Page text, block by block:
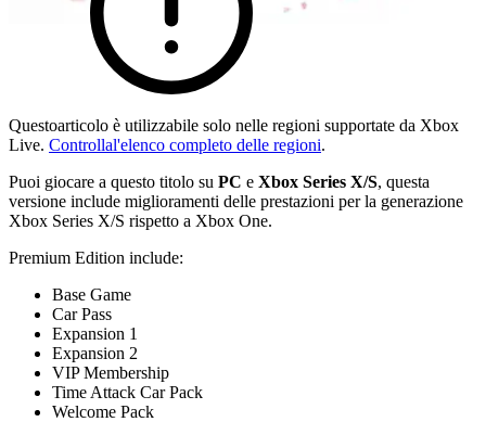
Questoarticolo è utilizzabile solo nelle regioni supportate da Xbox
Live. Controllal'elenco completo delle regioni.
Puoi giocare a questo titolo su PC e Xbox Series X/S, questa
versione include miglioramenti delle prestazioni per la generazione
Xbox Series X/S rispetto a Xbox One.
Premium Edition include:
Base Game
Car Pass
Expansion 1
Expansion 2
VIP Membership
Time Attack Car Pack
Welcome Pack